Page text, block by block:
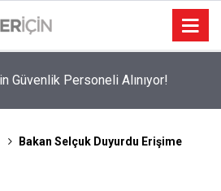
Oldu?
Bakan Selçuk Duyurdu Erişime